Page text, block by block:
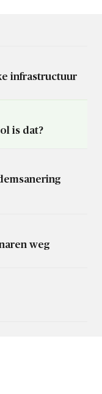
infrastructuur
is dat?
weg